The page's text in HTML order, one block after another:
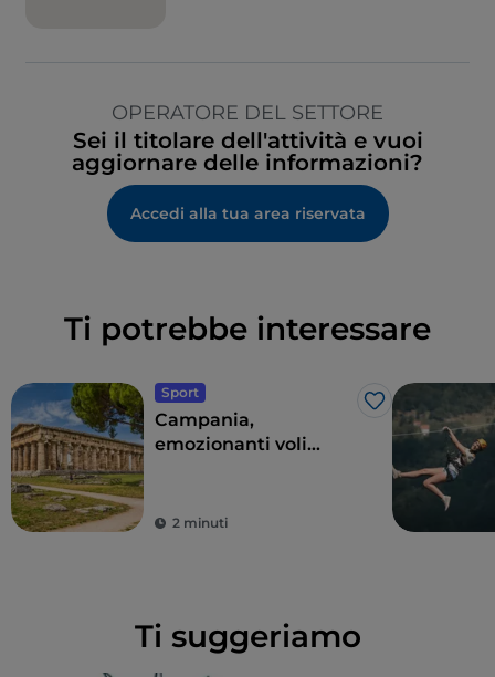
OPERATORE DEL SETTORE
Sei il titolare dell'attività e vuoi
aggiornare delle informazioni?
Accedi alla tua area riservata
Ti potrebbe interessare
Sport
Like
Campania,
emozionanti voli
Paestum o sul Vesuvio
2 minuti
Ti suggeriamo